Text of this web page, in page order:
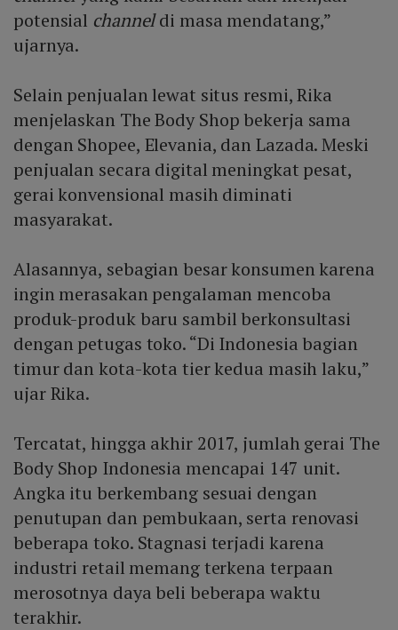
potensial channeldi masa mendatang,”
ujarnya.
Selain penjualan lewat situs resmi, Rika
menjelaskan The Body Shop bekerja sama
dengan Shopee, Elevania, dan Lazada. Meski
penjualan secara digital meningkat pesat,
gerai konvensional masih diminati
masyarakat.
Alasannya, sebagian besar konsumen karena
ingin merasakan pengalaman mencoba
produk-produk baru sambil berkonsultasi
dengan petugas toko. “Di Indonesia bagian
timur dan kota-kota tier kedua masih laku,”
ujar Rika.
Tercatat, hingga akhir 2017, jumlah gerai The
Body Shop Indonesia mencapai 147 unit.
Angka itu berkembang sesuai dengan
penutupan dan pembukaan, serta renovasi
beberapa toko. Stagnasi terjadi karena
industri retail memang terkena terpaan
merosotnya daya beli beberapa waktu
terakhir.